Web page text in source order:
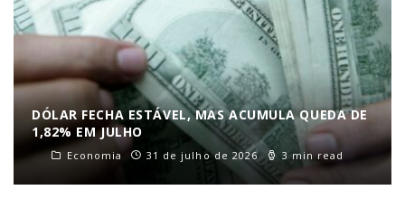
DÓLAR FECHA ESTÁVEL, MAS ACUMULA QUEDA DE
1,82% EM JULHO
Economia 31 de julho de 2026 3 min read